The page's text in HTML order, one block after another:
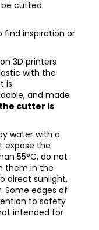
cutted
find inspiration or
3D printers
with the
is
and made
cutter is
water with a
expose the
55°C, do not
them in the
direct sunlight,
Some edges of
to safety
intended for